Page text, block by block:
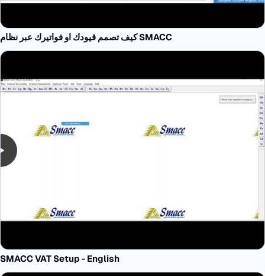
كيف تصمم قيودك او فواتيرك عبر نظام SMACC
SMACC VAT Setup - English